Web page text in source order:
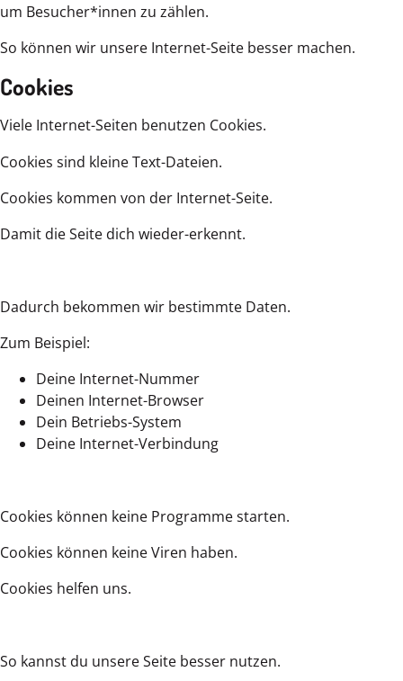
um Besucher*innen zu zählen.
So können wir unsere Internet-Seite besser machen.
Cookies
Viele Internet-Seiten benutzen Cookies.
Cookies sind kleine Text-Dateien.
Cookies kommen von der Internet-Seite.
Damit die Seite dich wieder-erkennt.
Dadurch bekommen wir bestimmte Daten.
Zum Beispiel:
Deine Internet-Nummer
Deinen Internet-Browser
Dein Betriebs-System
Deine Internet-Verbindung
Cookies können keine Programme starten.
Cookies können keine Viren haben.
Cookies helfen uns.
So kannst du unsere Seite besser nutzen.